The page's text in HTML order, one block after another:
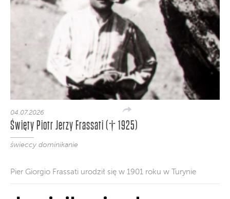
04.07.2026
Święty Piotr Jerzy Frassati († 1925)
świeccy dominikanie
Pier Giorgio Frassati urodził się w 1901 roku w Turynie